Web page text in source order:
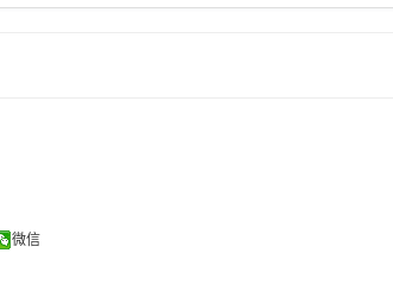
微信